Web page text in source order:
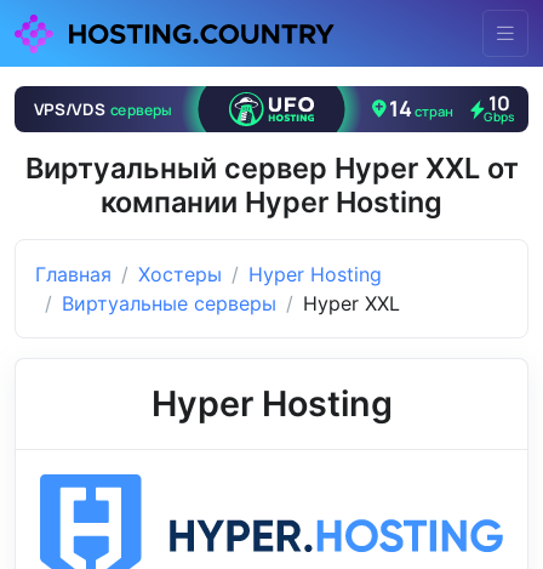
Виртуальный сервер Hyper XXL от
компании Hyper Hosting
Главная Хостеры
Hyper Hosting
Виртуальные серверы
Hyper XXL
Hyper Hosting